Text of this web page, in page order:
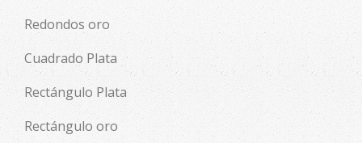
Redondos oro
Cuadrado Plata
Rectángulo Plata
Rectángulo oro